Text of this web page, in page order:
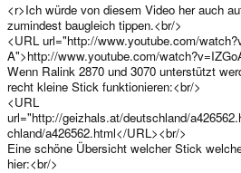
<r>Ich würde von diesem Video her auch
zumindest baugleich tippen.<br/>
<URL url="http://www.youtube.com/
A">http://www.youtube.com/
Wenn Ralink 2870 und 3070 unterstützt
recht kleine Stick funktionieren:<br/>
<URL
url="http://geizhals.at/deutschland/
chland/a426562.html</URL><br/>
Eine schöne Übersicht welcher Stick
hier:<br/>